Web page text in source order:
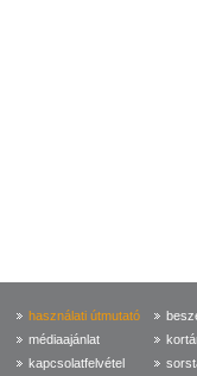
használati útmutató
médiaajánlat
kapcsolatfelvétel